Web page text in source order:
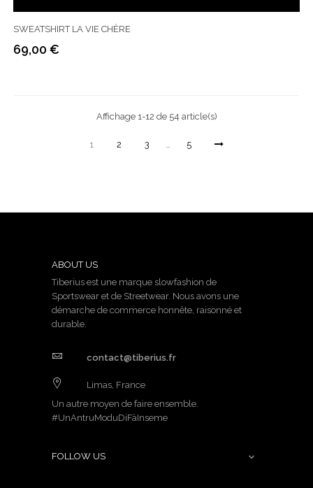
SWEATSHIRT LA VIE CHÈRE
Prix
69,00 €
Affichage 1-12 de 54 article(s)
1 2 3 … 5
ABOUT US
Tiberius est une marque slowfashion de
Sportswear et de Streetwear. Nous avons une
démarche de commerce honnête, raisonné et
durable.
contact@tiberius.fr
Limas, France
Un autre moyen de faire ensemble.
#UnAntruModuDiFàInseme
FOLLOW US 